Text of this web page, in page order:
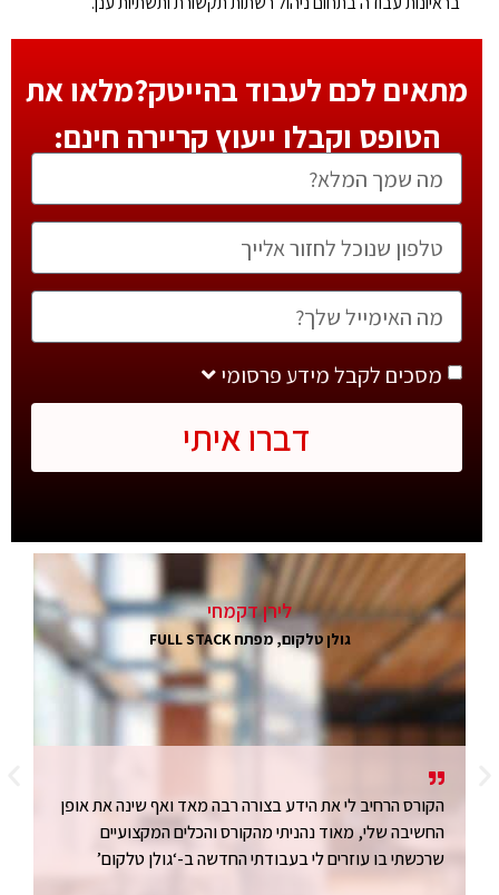
מתאים לכם לעבוד בהייטק?מלאו את
הטופס וקבלו ייעוץ קריירה חינם:
מסכים לקבל מידע פרסומי
דברו איתי
לירן דקמחי
גולן טלקום, מפתח FULL STACK
הקורס הרחיב לי את הידע בצורה רבה מאד ואף שינה את אופן
החשיבה שלי, מאוד נהניתי מהקורס והכלים המקצועיים
שרכשתי בו עוזרים לי בעבודתי החדשה ב-‘גולן טלקום’